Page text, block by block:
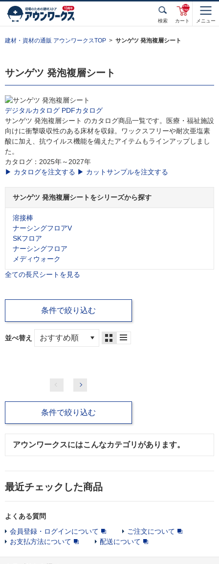
検索 カート
unde
fined
メニュー
建材・資材の通販 アウンワークスTOP サンゲツ 発泡複層シート
サンゲツ 発泡複層シート
デジタルカタログ PDFカタログ
サンゲツ 発泡複層シート のカタログ商品一覧です。医療・福祉施設
向けに衝撃吸収性のある床材を収録。ワックスフリーや耐次亜塩素
酸に加え、抗ウイルス機能を備えたアイテムもラインアップしまし
た。
カタログ：2025年～2027年
▶ カタログを注文する ▶ カットサンプルを注文する
サンゲツ 発泡複層シートをシリーズから探す
溶接棒
ナーシングフロアV
SKフロア
ナーシングフロア
メディウォーク
全ての長尺シートを見る
条件で絞り込む
並べ替え
条件で絞り込む
アウンワークスにはこんなカテゴリがあります。
最近チェックした商品
よくある質問
会員登録・ログインについて
ご注文について
お支払方法について
配送について